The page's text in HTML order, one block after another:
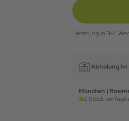
Lieferung in 3-4
Abholung im
München |
2 Stück